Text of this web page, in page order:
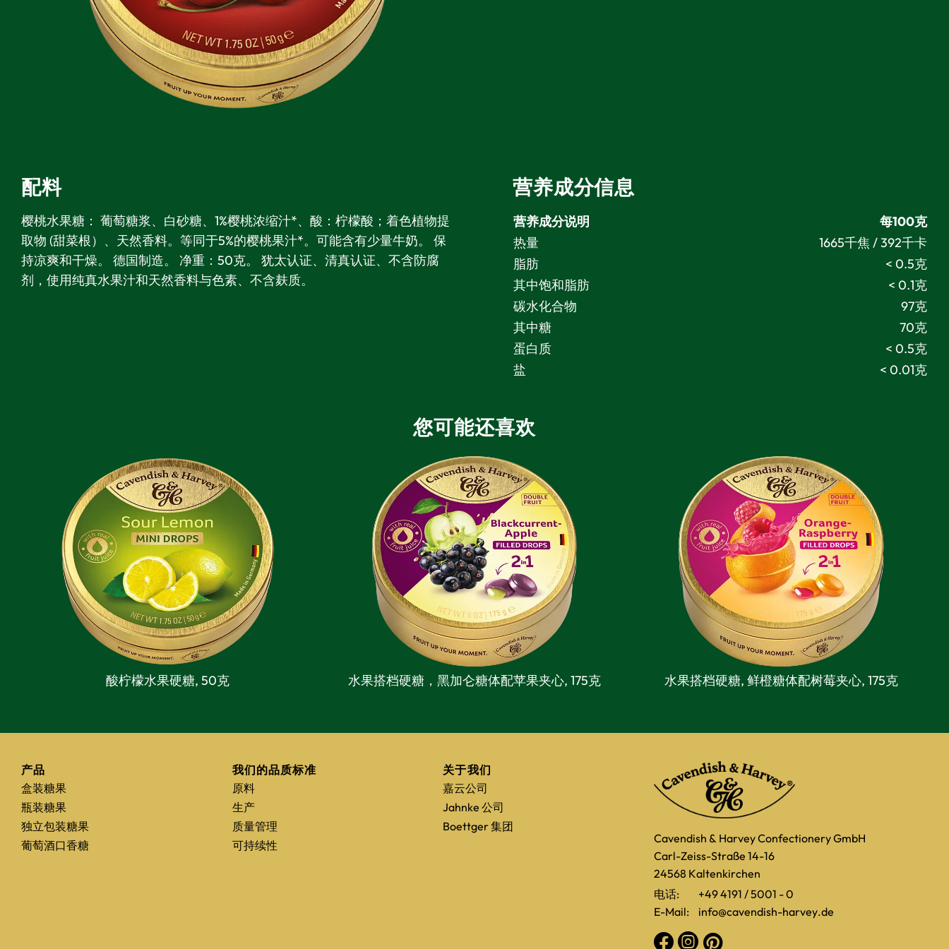
配料
樱桃水果糖： 葡萄糖浆、白砂糖、1%樱桃浓缩汁*、酸：柠檬酸；着色植物提
取物 (甜菜根）、天然香料。等同于5%的樱桃果汁*。可能含有少量牛奶。 保
持凉爽和干燥。 德国制造。 净重：50克。 犹太认证、清真认证、不含防腐
剂，使用纯真水果汁和天然香料与色素、不含麸质。
营养成分信息
营养成分说明
每100克
热量
1665千焦 / 392千卡
脂肪
< 0.5克
其中饱和脂肪
< 0.1克
碳水化合物
97克
其中糖
70克
蛋白质
< 0.5克
盐
< 0.01克
您可能还喜欢
酸柠檬水果硬糖,50克 水果搭档硬糖，黑加仑糖体配苹果夹心,175克 水果搭档硬糖, 鲜橙糖体配树莓夹心,175克
产品
盒装糖果
瓶装糖果
独立包装糖果
葡萄酒口香糖
我们的品质标准
原料
生产
质量管理
可持续性
关于我们
嘉云公司
Jahnke 公司
Boettger 集团
Cavendish & Harvey Confectionery GmbH
Carl-Zeiss-Straße 14-16
24568 Kaltenkirchen
电话:
+49 4191 / 5001 - 0
E-Mail:
info@cavendish-harvey.de